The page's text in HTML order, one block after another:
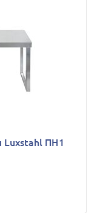
Luxstahl ПН1